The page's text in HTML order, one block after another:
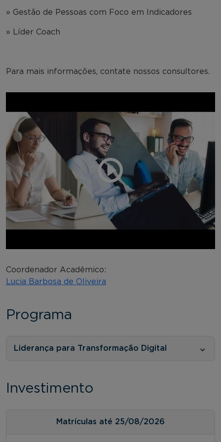
» Gestão de Pessoas com Foco em Indicadores
» Líder Coach
Para mais informações, contate nossos consultores.
Coordenador Acadêmico:
Lucia Barbosa de Oliveira
Programa
Liderança para Transformação Digital
Investimento
Matrículas até 25/08/2026